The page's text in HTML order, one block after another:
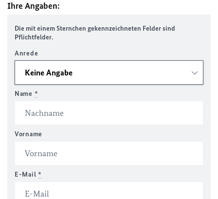
Ihre Angaben:
Die mit einem Sternchen gekennzeichneten Felder sind
Pflichtfelder.
Anrede
Name *
Vorname
E-Mail *